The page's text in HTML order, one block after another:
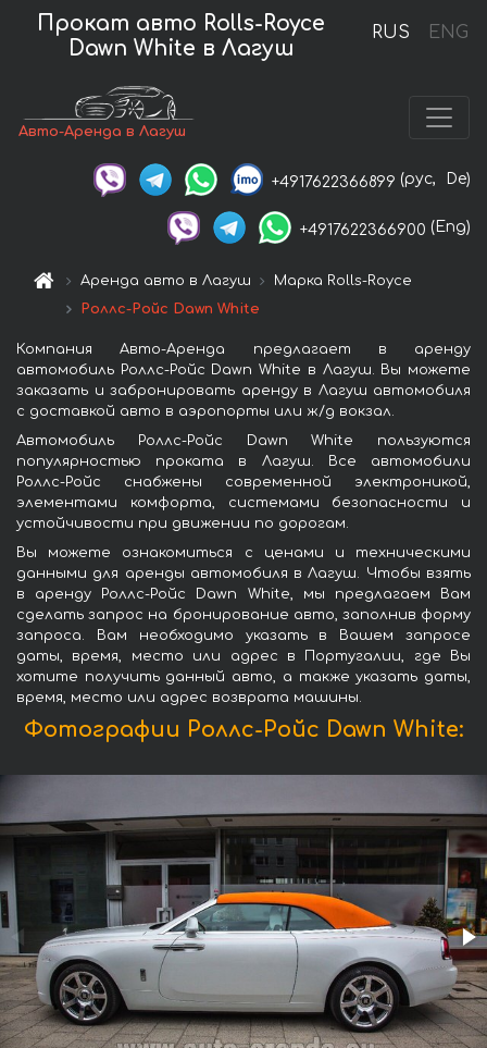
RUS ENG
Прокат авто Rolls-Royce
Dawn White в Лагуш
Авто-Аренда в Лагуш
+4917622366899 (рус, De)
+4917622366900 (Eng)
Аренда авто в Лагуш
Марка Rolls-Royce
Роллс-Ройс Dawn White
Компания Авто-Аренда предлагает в аренду
автомобиль Роллс-Ройс Dawn White в Лагуш. Вы можете
заказать и забронировать аренду в Лагуш автомобиля
с доставкой авто в аэропорты или ж/д вокзал.
Автомобиль Роллс-Ройс Dawn White пользуются
популярностью проката в Лагуш. Все автомобили
Роллс-Ройс снабжены современной электроникой,
элементами комфорта, системами безопасности и
устойчивости при движении по дорогам.
Вы можете ознакомиться с ценами и техническими
данными для аренды автомобиля в Лагуш. Чтобы взять
в аренду Роллс-Ройс Dawn White, мы предлагаем Вам
сделать запрос на бронирование авто, заполнив форму
запроса. Вам необходимо указать в Вашем запросе
даты, время, место или адрес в Португалии, где Вы
хотите получить данный авто, а также указать даты,
время, место или адрес возврата машины.
Фотографии Роллс-Ройс Dawn White: